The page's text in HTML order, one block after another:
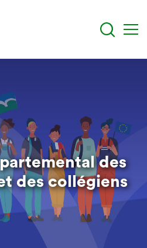
des
des collégiens